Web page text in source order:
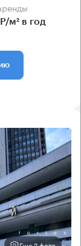
м² в год